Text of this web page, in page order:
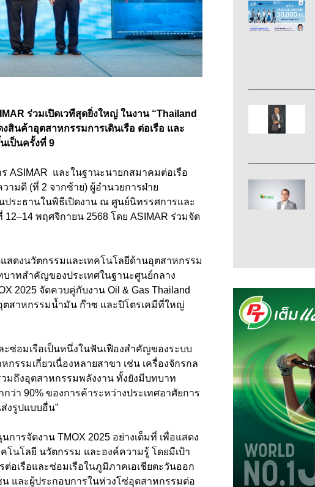
ร่วมเปิดเวทีสุดยิ่งใหญ่ ในงาน“Thailand
สินค้าอุตสาหกรรมการเดินเรือ ต่อเรือ และ
เป็นครั้งที่ 9
ASIMAR และในฐานะนายกสมาคมต่อเรือ
วามดี (ที่ 2 จากซ้าย) ผู้อำนวยการฝ่าย
ประธานในพิธีเปิดงาน ณ ศูนย์นิทรรศการและ
12–14 พฤศจิกายน 2568 โดย ASIMAR ร่วมจัด
แสดงนวัตกรรมและเทคโนโลยีด้านอุตสาหกรรม
บาทสำคัญของประเทศในฐานะศูนย์กลาง
2025 จัดควบคู่กับงาน Oil & Gas Thailand
ตสาหกรรมน้ำมัน ก๊าซ และปิโตรเคมีที่ใหญ่
ะซ่อมเรือเป็นหนึ่งในฟันเฟืองสำคัญของระบบ
รรมเกี่ยวเนื่องหลายสาขา เช่น เครื่องจักรกล
มถึงอุตสาหกรรมพลังงาน ทั้งยังมีบทบาท
ว่า 90% ของการค้าระหว่างประเทศอาศัยการ
งรูปแบบอื่น”
ารจัดงาน TMOX 2025 อย่างเต็มที่ เพื่อแสดง
นโลยี นวัตกรรม และองค์ความรู้ โดยมีเป้า
อเรือและซ่อมเรือในภูมิภาคเอเชียตะวันออก
น และผู้ประกอบการในห่วงโซ่อุตสาหกรรมต่อ